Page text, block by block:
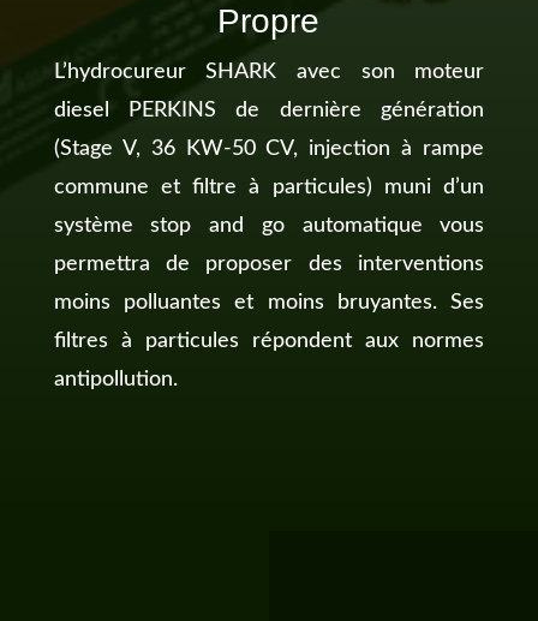
Propre
L’hydrocureur SHARK avec son moteur
diesel PERKINS de dernière génération
(Stage V, 36 KW-50 CV, injection à rampe
commune et filtre à particules) muni d’un
système stop and go automatique vous
permettra de proposer des interventions
moins polluantes et moins bruyantes. Ses
filtres à particules répondent aux normes
antipollution.